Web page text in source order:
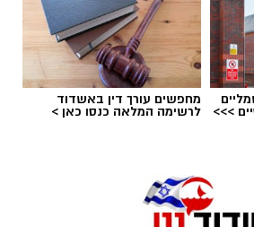
>>>
מחפשים עורך דין באשדוד
לרשימה המלאה כנסו כאן >